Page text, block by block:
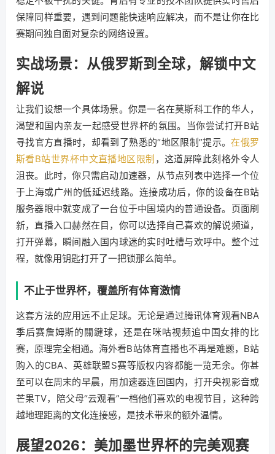
保障同样重要，遇到问题能快速响应解决，而不是让你在比
赛期间独自面对复杂的网络设置。
实战场景：从俄罗斯到全球，解锁中文
解说
让我们设想一个具体场景。你是一名在莫斯科工作的华人，
渴望和国内亲友一起感受世界杯的氛围。当你尝试打开B站
寻找官方直播时，却看到了熟悉的“地区限制”提示。在俄罗
斯看B站世界杯中文直播地区限制 ，这道屏障此刻格外令人
沮丧。此时，你只需启动加速器，从节点列表中选择一个位
于上海或广州的低延迟线路。连接成功后，你的设备在B站
服务器眼中就变成了一台位于中国境内的普通设备。页面刷
新，直播入口赫然在目，你可以选择自己喜欢的解说频道，
打开弹幕，瞬间融入国内球迷的实时吐槽与欢呼中。整个过
程，就像用钥匙打开了一把锁那么简单。
不止于世界杯，覆盖所有体育激情
这套方法的应用远不止足球。无论是通过腾讯体育观看NBA
季后赛詹姆斯的關鍵球，还是在咪咕视频追中国女排的比
赛，原理完全相通。海外看B站体育直播也不再是难题，B站
购入的CBA、英雄联盟S赛等版权内容都能一览无余。你甚
至可以在周末的早晨，用加速器连回国内，打开央视影音或
芒果TV，陪父母“云观看”一档他们喜欢的电视节目，这种跨
越地理距离的文化连接感，是技术带来的额外温情。
展望2026：美加墨世界杯的完美观赛